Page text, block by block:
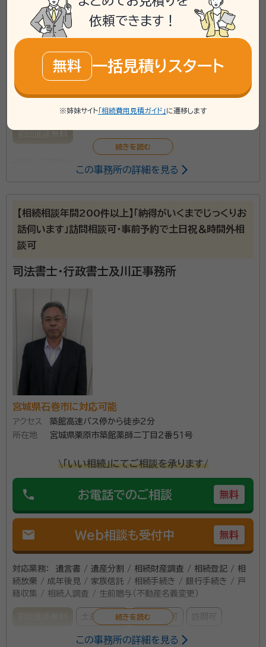
のまさる）と申します。 行政書士になる前は、大手ハウス
メーカーの営業担当者として30年間勤務して参りまし
た。 現在は「遺言・相続・成年後見」を中心に、相談者の
皆様の暮らしに寄り添ったサポートで皆様のお役に立て
るよう邁進しております。 相続問題はご遺族様にとって
デリケートな問題であるとともに、その手続きも非常に
複雑かつ多岐にわたります。 そのため、相続手続きを得
話しできる行政書士を選んでいただければと思います。
行政書士・二級建築士・宅地建物取引士
所属団体：
宮城県行政書士会、コスモス成年後見サポートセンター会
員
phone お電話でのご相談 無料
Web相談も受付中 無料
対応業務： 遺言書 / 遺産分割 / 相続財産調査 / 相続手続き /
銀行手続き / 戸籍収集 / 相続人調査
初回面談無料
事務所口コミ（抜粋）：
account_circle 満足度 5.0
ご利用時期：2024/12
面談の感想
して頂いたため契約を決めました。
契約後の感想
たが、不動産が絡む相続に関しては自分で行うよりはお願いした方が確
実だと感じました。
資格等：行政書士
所属団体： 宮城県行政書士会
この事務所の詳細を見る
【相続相談年間200件以上】「納得がいくまでじっくりお
話伺います」訪問相談可・事前予約で土日祝＆時間外相
談可
司法書士・行政書士及川正事務所
宮城県石巻市に対応可能
アクセス
築館高速バス停から徒歩2分
所在地
宮城県栗原市築館薬師二丁目２番５１号
\「いい相続」にてご相談を承ります/
phone お電話でのご相談 無料
mail Web相談も受付中 無料
対応業務：
遺言書 / 遺産分割 / 相続財産調査 / 相続登記 / 相
続放棄 / 成年後見 / 家族信託 / 相続手続き / 銀行手続き / 戸
籍収集 / 相続人調査 / 生前贈与（不動産名義変更）
土日相談可 電話相談可 訪問可
この事務所の詳細を見る
依頼できます！
無料 一括見積りスタート
※姉妹サイト 「相続費用見積ガイド」 に遷移します